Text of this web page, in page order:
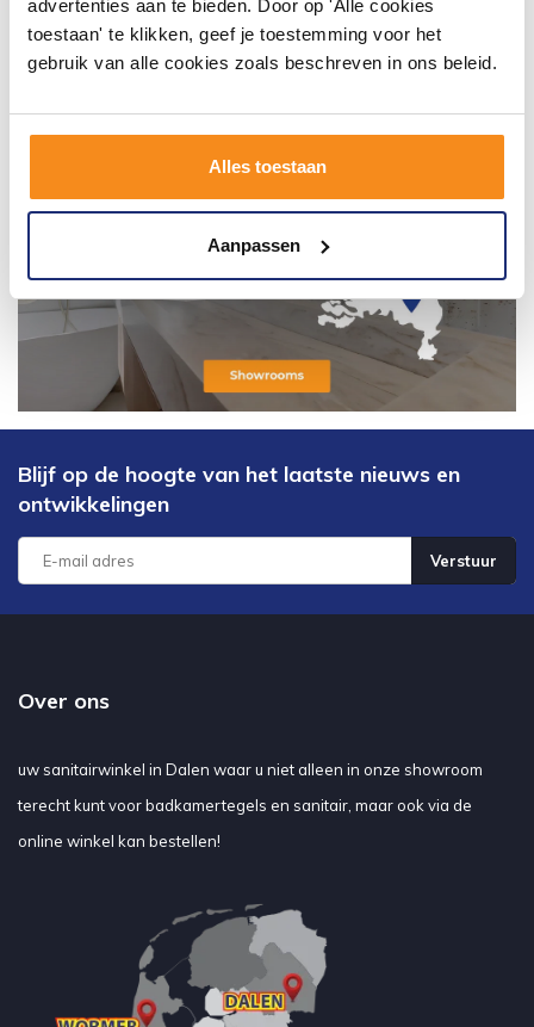
advertenties aan te bieden. Door op 'Alle cookies
toestaan' te klikken, geef je toestemming voor het
gebruik van alle cookies zoals beschreven in ons beleid.
Alles toestaan
Aanpassen
Blijf op de hoogte van het laatste nieuws en
ontwikkelingen
Verstuur
Over ons
uw sanitairwinkel in Dalen waar u niet alleen in onze showroom
terecht kunt voor badkamertegels en sanitair, maar ook via de
online winkel kan bestellen!